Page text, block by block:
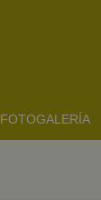
FOTOGALERÍA